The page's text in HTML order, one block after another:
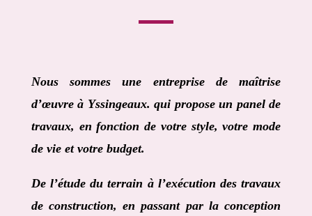
Nous sommes une entreprise de maîtrise
d’œuvre à Yssingeaux. qui propose un panel de
travaux, en fonction de votre style, votre mode
de vie et votre budget.
De l’étude du terrain à l’exécution des travaux
de construction, en passant par la conception